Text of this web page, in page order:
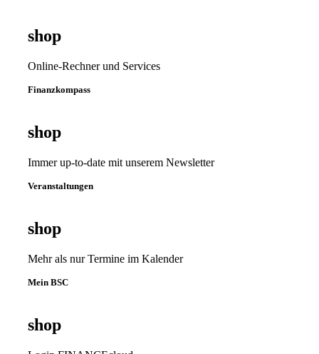
shop
Online-Rechner und Services
Finanzkompass
shop
Immer up-to-date mit unserem Newsletter
Veranstaltungen
shop
Mehr als nur Termine im Kalender
Mein BSC
shop